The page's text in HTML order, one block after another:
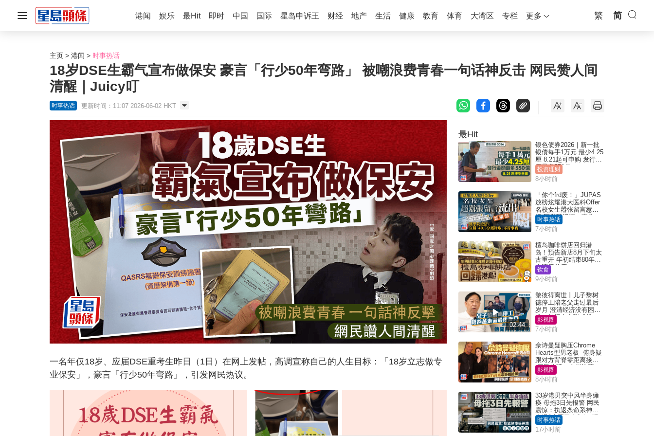
港闻 娱乐 最Hit 即时 中国 国际 星岛申诉王 财经 地产 生活 健康 教育 体育 大湾区 专栏 更多 繁 简
主页 港闻 时事热话
18岁DSE生霸气宣布做保安 豪言「行少50年弯路」 被嘲浪费青春一句话神反击 网民赞人间
清醒｜Juicy叮
时事热话 更新时间：11:07 2026-06-02 HKT
一名年仅18岁、应届DSE重考生昨日（1日）在网上发帖，高调宣称自己的人生目标：「18岁立志做专
业保安」，豪言「行少50年弯路」，引发网民热议。
最Hit
银色债券2026｜新一批
银债每手1万元 最少4.25
厘 8.21起可申购 发行金
额最多550亿
投资理财
8小时前
「你个frd废！」JUPAS
放榜炫耀港大医科Offer
名校女生嚣张留言惹众
怒 医学院澄清：宣称
「40.5分获录取」不符事
实｜Juicy叮
时事热话
7小时前
檀岛咖啡饼店回归港
岛！预告新店8月下旬太
古重开 年初结束80年历
史湾仔总店
饮食
9小时前
02:44
黎彼得离世丨儿子黎树
德停工陪老父走过最后
岁月 澄清经济没有困
难：传闻有夸张成份
影视圈
7小时前
佘诗曼疑胸压Chrome
Hearts型男老板 俯身疑
跟对方背脊零距离接触
网民惊呼：企侧边唔
得？
影视圈
8小时前
33岁港男突中风半身瘫
痪 母拖3日先报警 网民
震惊：执返条命系神迹
自爆2个恶习｜Juicy叮
时事热话
17小时前